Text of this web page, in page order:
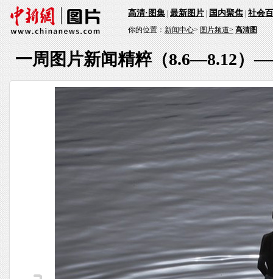
高清·图集|最新图片|国内聚焦|社会
你的位置：新闻中心>图片频道> 高清图
一周图片新闻精粹（8.6—8.12）